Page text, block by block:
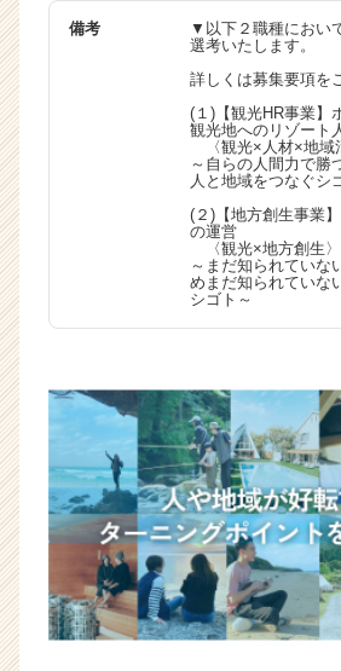
備考
▼以下２職種におい
選考いたします。
詳しくは募集要項を
(１)【観光HR事業】
観光地へのリゾート
〈観光×人材×地域
～自らの人間力で勝
人と地域をつなぐ
(２)【地方創生事業
の運営
〈観光×地方創生〉
～まだ知られていな
めまだ知られていな
シゴト～